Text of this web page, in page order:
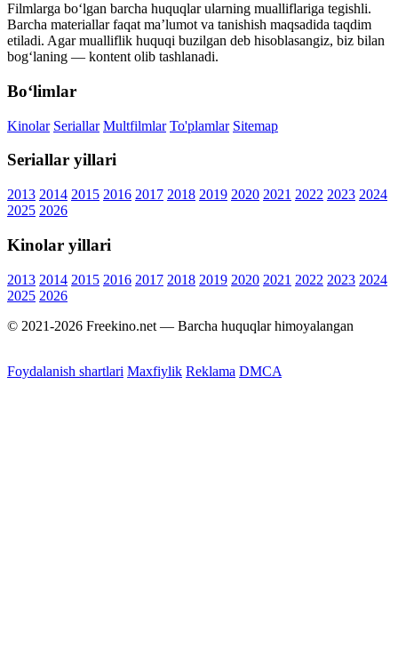
Filmlarga bo‘lgan barcha huquqlar ularning mualliflariga tegishli.
Barcha materiallar faqat ma’lumot va tanishish maqsadida taqdim
etiladi. Agar mualliflik huquqi buzilgan deb hisoblasangiz, biz bilan
bog‘laning — kontent olib tashlanadi.
Bo‘limlar
Kinolar Seriallar Multfilmlar To'plamlar Sitemap
Seriallar yillari
2013 2014 2015 2016 2017 2018 2019 2020 2021 2022 2023 2024
2025 2026
Kinolar yillari
2013 2014 2015 2016 2017 2018 2019 2020 2021 2022 2023 2024
2025 2026
© 2021-2026 Freekino.net — Barcha huquqlar himoyalangan
Foydalanish shartlari Maxfiylik Reklama DMCA